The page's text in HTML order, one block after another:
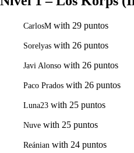
CarlosM with 29 puntos
Sorelyas with 26 puntos
Javi Alonso with 26 puntos
Paco Prados with 26 puntos
Luna23 with 25 puntos
Nuve with 25 puntos
Reánian with 24 puntos